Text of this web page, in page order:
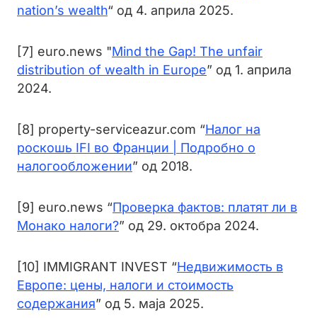
nation’s wealth“ од 4. априла 2025.
[7] euro.news "Mind the Gap! The unfair
distribution of wealth in Europe” од 1. априла
2024.
[8] property-serviceazur.com “Налог на
роскошь IFI во Франции | Подробно о
налогообложении” од 2018.
[9] euro.news “Проверка фактов: платят ли в
Монако налоги?” од 29. октобра 2024.
[10] IMMIGRANT INVEST “Недвижимость в
Европе: цены, налоги и стоимость
содержания” од 5. маја 2025.